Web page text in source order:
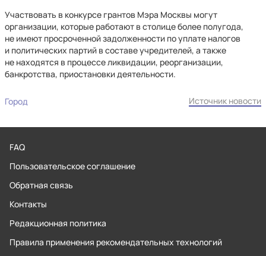
Участвовать в конкурсе грантов Мэра Москвы могут
организации, которые работают в столице более полугода,
не имеют просроченной задолженности по уплате налогов
и политических партий в составе учредителей, а также
не находятся в процессе ликвидации, реорганизации,
банкротства, приостановки деятельности.
Город Источник новости
FAQ
Пользовательское соглашение
Обратная связь
Контакты
Редакционная политика
Правила применения рекомендательных технологий